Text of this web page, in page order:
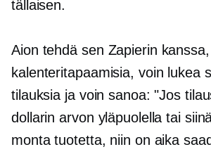
tällaisen.
Aion tehdä sen Zapierin
kalenteritapaamisia, voin lukea
tilauksia ja voin sanoa: "Jos
dollarin arvon yläpuolella tai
monta tuotetta, niin on aika